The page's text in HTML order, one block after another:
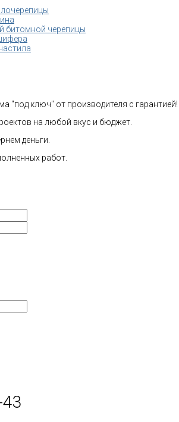
битомной черепицы
"под ключ" от производителя с гарантией!
на любой вкус и бюджет.
деньги.
работ.